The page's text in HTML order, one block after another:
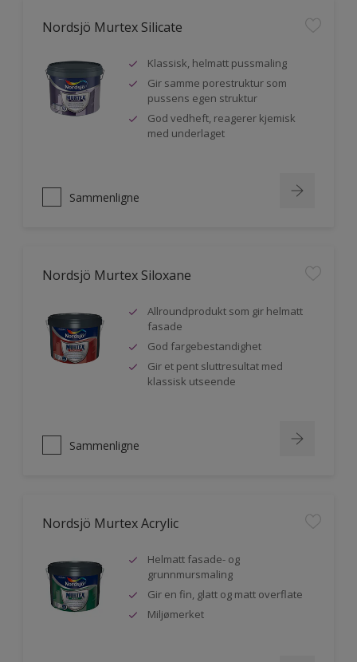
Nordsjö Murtex Silicate
Klassisk, helmatt pussmaling
Gir samme porestruktur som
pussens egen struktur
God vedheft, reagerer kjemisk
med underlaget
Sammenligne
Nordsjö Murtex Siloxane
Allroundprodukt som gir helmatt
fasade
God fargebestandighet
Gir et pent sluttresultat med
klassisk utseende
Sammenligne
Nordsjö Murtex Acrylic
Helmatt fasade- og
grunnmursmaling
Gir en fin, glatt og matt overflate
Miljømerket